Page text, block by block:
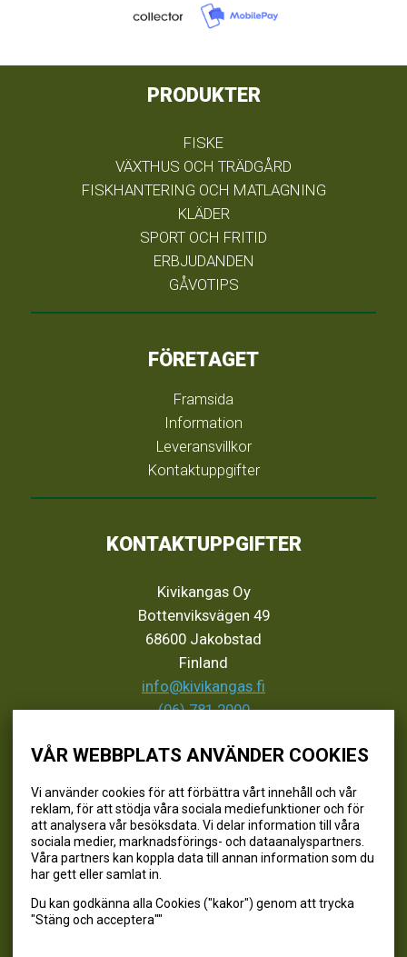
VÅR WEBBPLATS ANVÄNDER COOKIES
Vi använder cookies för att förbättra vårt innehåll och vår
reklam, för att stödja våra sociala mediefunktioner och för
att analysera vår besöksdata. Vi delar information till våra
sociala medier, marknadsförings- och dataanalyspartners.
Våra partners kan koppla data till annan information som du
har gett eller samlat in.
Du kan godkänna alla Cookies ("kakor") genom att trycka
"Stäng och acceptera""
PRODUKTER
FISKE
VÄXTHUS OCH TRÄDGÅRD
FISKHANTERING OCH MATLAGNING
KLÄDER
SPORT OCH FRITID
ERBJUDANDEN
GÅVOTIPS
FÖRETAGET
Framsida
Information
Leveransvillkor
Kontaktuppgifter
KONTAKTUPPGIFTER
Kivikangas Oy
Bottenviksvägen 49
68600 Jakobstad
Finland
info@kivikangas.fi
(06) 781 2900
SEURAA MEITÄ
@kivikangaskalastus
@kivikangaskasvihuoneet
@kivikangas_kalastus
@kivikangaskasvihuoneet